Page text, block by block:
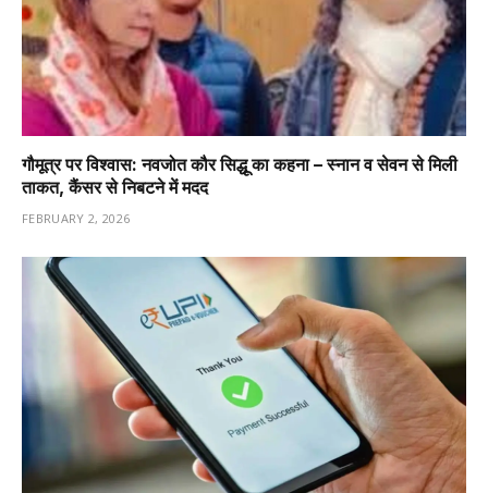
गौमूत्र पर विश्वास: नवजोत कौर सिद्धू का कहना – स्नान व सेवन से मिली
ताकत, कैंसर से निबटने में मदद
FEBRUARY 2, 2026